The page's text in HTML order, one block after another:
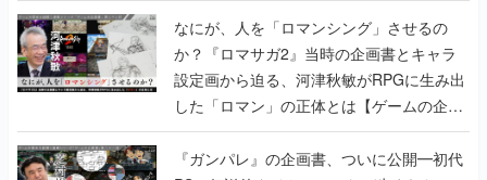
した「ロマン」の正体とは【ゲームの企画
書】
『ガンパレ』の企画書、ついに公開━初代
PSの伝説的タイトルは、なぜ生まれたの
か？そして『LOOP8』へ受け継がれたもの
【ゲームの企画書】